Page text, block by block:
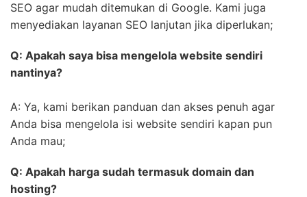
SEO agar mudah ditemukan di Google. Kami juga
menyediakan layanan SEO lanjutan jika diperlukan;
Q: Apakah saya bisa mengelola website sendiri
nantinya?
A: Ya, kami berikan panduan dan akses penuh agar
Anda bisa mengelola isi website sendiri kapan pun
Anda mau;
Q: Apakah harga sudah termasuk domain dan
hosting?